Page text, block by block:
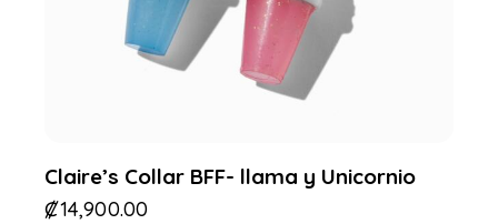
Claire’s Collar BFF- llama y Unicornio
₡14,900.00